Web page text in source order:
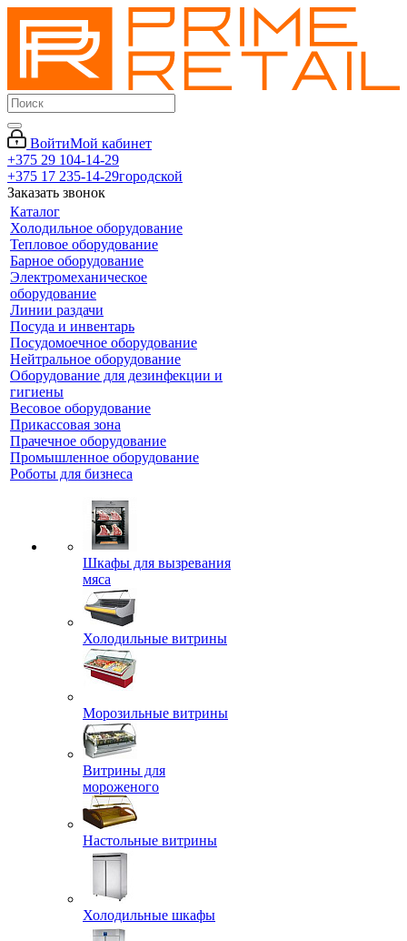
ВойтиМой кабинет
+375 29 104-14-29
+375 17 235-14-29городской
Заказать звонок
Каталог
Холодильное оборудование
Тепловое оборудование
Барное оборудование
Электромеханическое
оборудование
Линии раздачи
Посуда и инвентарь
Посудомоечное оборудование
Нейтральное оборудование
Оборудование для дезинфекции и
гигиены
Весовое оборудование
Прикассовая зона
Прачечное оборудование
Промышленное оборудование
Роботы для бизнеса
Шкафы для вызревания
мяса
Холодильные витрины
Морозильные витрины
Витрины для
мороженого
Настольные витрины
Холодильные шкафы